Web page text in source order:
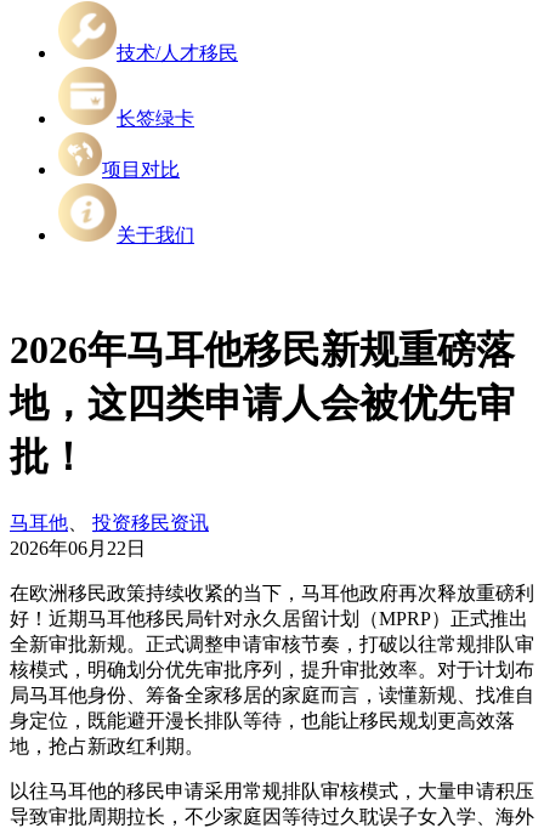
技术/人才移民
长签绿卡
项目对比
关于我们
2026年马耳他移民新规重磅落
地，这四类申请人会被优先审
批！
马耳他
投资移民资讯
2026年06月22日
在欧洲移民政策持续收紧的当下，马耳他政府再次释放重磅利
好！近期马耳他移民局针对永久居留计划（MPRP）正式推出
全新审批新规。正式调整申请审核节奏，打破以往常规排队审
核模式，明确划分优先审批序列，提升审批效率。对于计划布
局马耳他身份、筹备全家移居的家庭而言，读懂新规、找准自
身定位，既能避开漫长排队等待，也能让移民规划更高效落
地，抢占新政红利期。
以往马耳他的移民申请采用常规排队审核模式，大量申请积压
导致审批周期拉长，不少家庭因等待过久耽误子女入学、海外